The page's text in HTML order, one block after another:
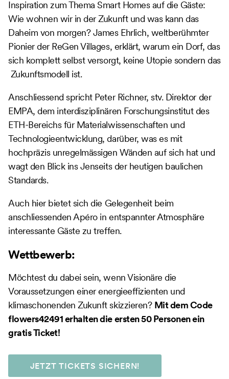
Inspiration zum Thema Smart Homes auf die Gäste:
Wie wohnen wir in der Zukunft und was kann das
Daheim von morgen? James Ehrlich, weltberühmter
Pionier der ReGen Villages, erklärt, warum ein Dorf, das
sich komplett selbst versorgt, keine Utopie sondern das
Zukunftsmodell ist.
Anschliessend spricht Peter Richner, stv. Direktor der
EMPA, dem interdisziplinären Forschungsinstitut des
ETH-Bereichs für Materialwissenschaften und
Technologieentwicklung, darüber, was es mit
hochpräzis unregelmässigen Wänden auf sich hat und
wagt den Blick ins Jenseits der heutigen baulichen
Standards.
Auch hier bietet sich die Gelegenheit beim
anschliessenden Apéro in entspannter Atmosphäre
interessante Gäste zu treffen.
Wettbewerb:
Möchtest du dabei sein, wenn Visionäre die
Voraussetzungen einer energieeffizienten und
klimaschonenden Zukunft skizzieren? Mit dem Code
flowers42491 erhalten die ersten 50 Personen ein
gratis Ticket!
JETZT TICKETS SICHERN!